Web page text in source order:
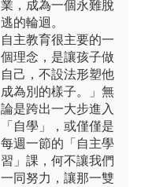
業，成為一個永難脫
逃的輪迴。
自主教育很主要的一
個理念，是讓孩子做
自己，不設法形塑他
成為別的樣子。」無
論是跨出一大步進入
「自學」，或僅僅是
每週一節的「自主學
習」課，何不讓我們
一同努力，讓那一雙